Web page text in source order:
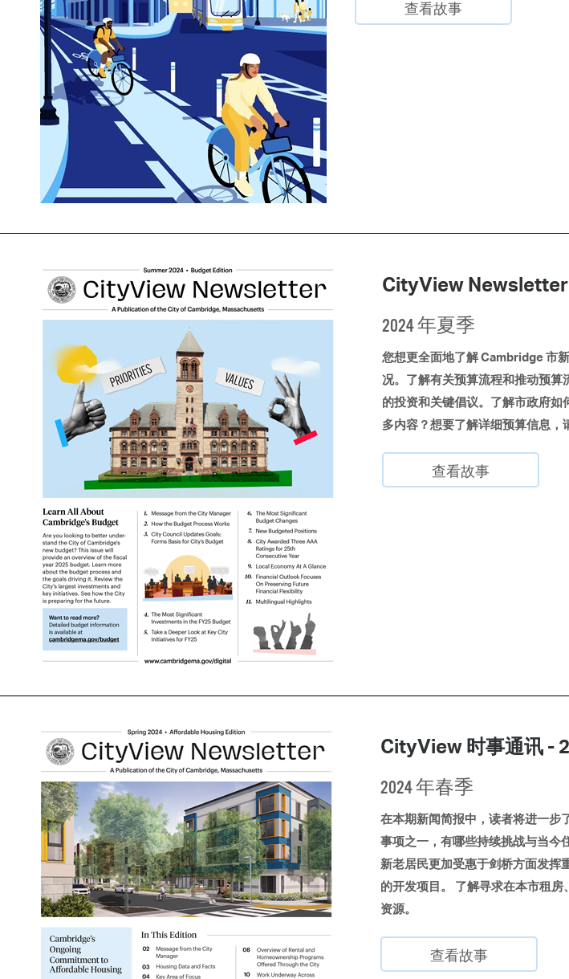
查看故事
CityView Newsletter
2024 年夏季
您想更全面地了解 Cambridge 市
况。了解有关预算流程和推动预
的投资和关键倡议。了解市政府
多内容？想要了解详细预算信息
查看故事
CityView 时事通讯 -
2024 年春季
在本期新闻简报中，读者将进一步
事项之一，有哪些持续挑战与当今
新老居民更加受惠于剑桥方面发挥
的开发项目。 了解寻求在本市租
资源。
查看故事